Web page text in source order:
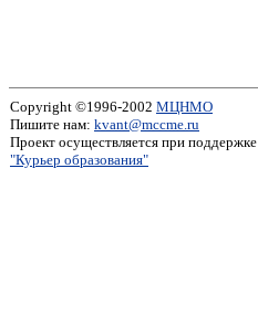
Copyright ©1996-2002 МЦНМО
Пишите нам: kvant@mccme.ru
Проект осуществляется при поддержке
"Курьер образования"